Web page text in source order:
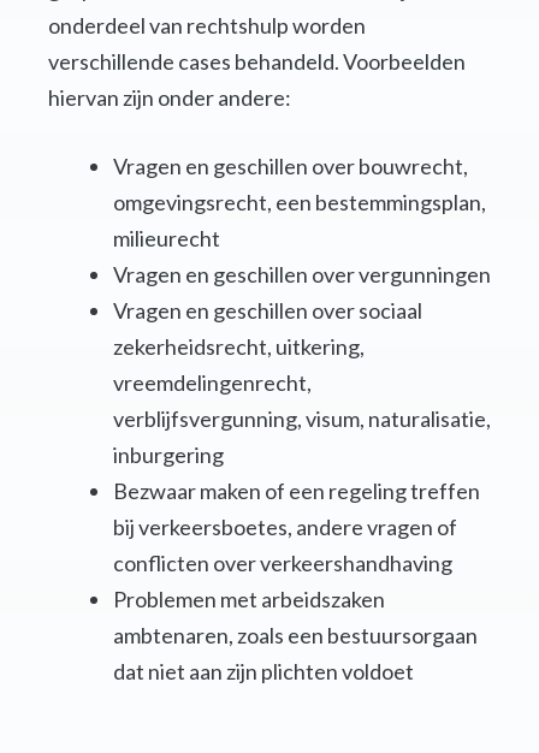
onderdeel van rechtshulp worden
verschillende cases behandeld. Voorbeelden
hiervan zijn onder andere:
Vragen en geschillen over bouwrecht,
omgevingsrecht, een bestemmingsplan,
milieurecht
Vragen en geschillen over vergunningen
Vragen en geschillen over sociaal
zekerheidsrecht, uitkering,
vreemdelingenrecht,
verblijfsvergunning, visum, naturalisatie,
inburgering
Bezwaar maken of een regeling treffen
bij verkeersboetes, andere vragen of
conflicten over verkeershandhaving
Problemen met arbeidszaken
ambtenaren, zoals een bestuursorgaan
dat niet aan zijn plichten voldoet